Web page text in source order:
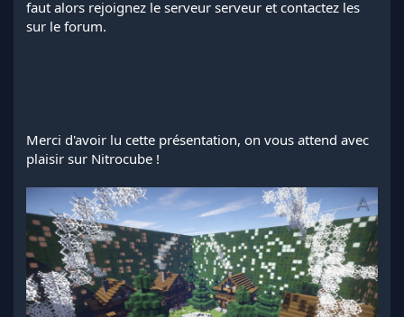
faut alors rejoignez le serveur serveur et contactez les
sur le forum.
Merci d'avoir lu cette présentation, on vous attend avec
plaisir sur Nitrocube !